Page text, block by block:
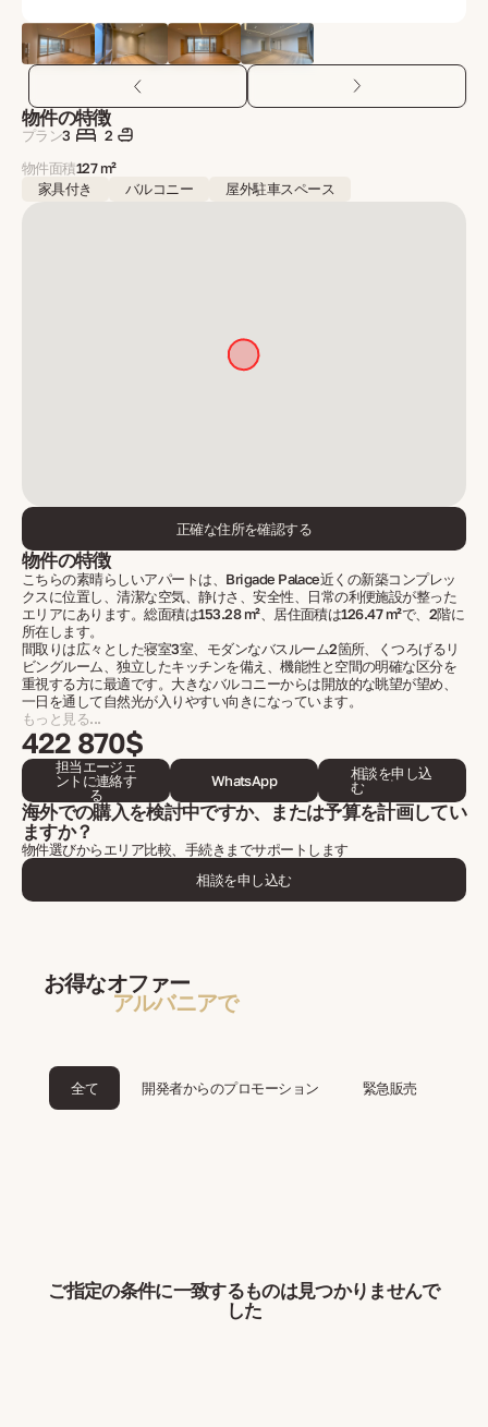
物件の特徴
プラン3
2
物件面積127 m²
家具付き
バルコニー 屋外駐車スペース
正確な住所を確認する
物件の特徴
こちらの素晴らしいアパートは、Brigade Palace近くの新築コンプレッ
クスに位置し、清潔な空気、静けさ、安全性、日常の利便施設が整った
エリアにあります。総面積は153.28 m²、居住面積は126.47 m²で、2階に
所在します。
間取りは広々とした寝室3室、モダンなバスルーム2箇所、くつろげるリ
ビングルーム、独立したキッチンを備え、機能性と空間の明確な区分を
重視する方に最適です。大きなバルコニーからは開放的な眺望が望め、
一日を通して自然光が入りやすい向きになっています。
もっと見る...
422 870$
担当エージェ
ントに連絡す
る
WhatsApp
相談を申し込
む
海外での購入を検討中ですか、または予算を計画してい
ますか？
物件選びからエリア比較、手続きまでサポートします
相談を申し込む
お得なオファー
アルバニアで
全て 開発者からのプロモーション 緊急販売
ご指定の条件に一致するものは見つかりませんで
した